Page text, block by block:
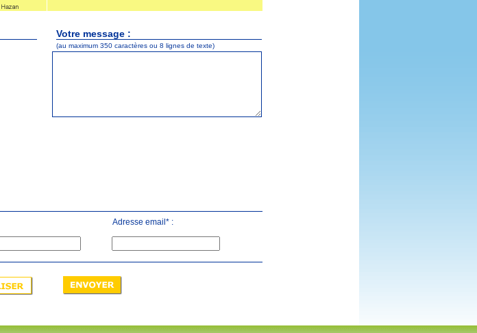
Votre message :
(au maximum 350 caractères ou 8 lignes de texte)
Adresse email* :